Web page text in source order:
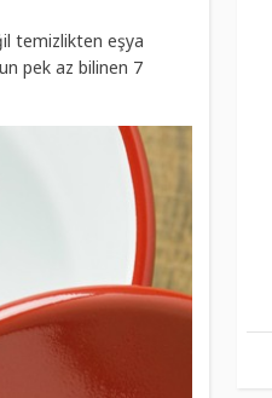
temizlikten eşya
pek az bilinen 7